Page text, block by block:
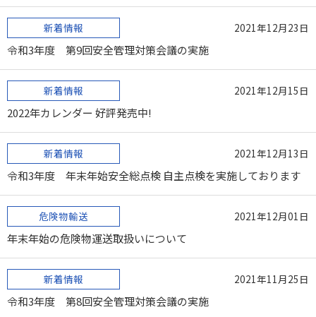
新着情報 2021年12月23日
令和3年度 第9回安全管理対策会議の実施
新着情報 2021年12月15日
2022年カレンダー 好評発売中!
新着情報 2021年12月13日
令和3年度 年末年始安全総点検 自主点検を実施しております
危険物輸送 2021年12月01日
年末年始の危険物運送取扱いについて
新着情報 2021年11月25日
令和3年度 第8回安全管理対策会議の実施